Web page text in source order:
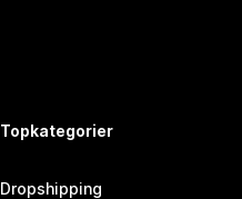
Topkategorier
Dropshipping